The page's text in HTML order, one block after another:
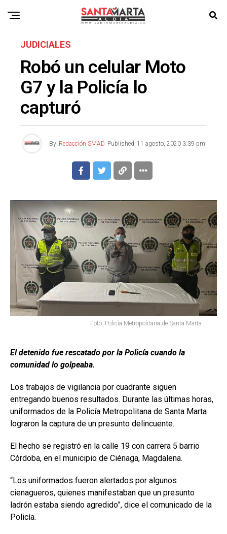
JUDICIALES
Robó un celular Moto
G7 y la Policía lo
capturó
By Redacción SMAD Published 11 agosto, 2020 3:39 pm
Foto: Policía Metropolitana de Santa Marta
El detenido fue rescatado por la Policía cuando la
comunidad lo golpeaba.
Los trabajos de vigilancia por cuadrante siguen
entregando buenos resultados. Durante las últimas horas,
uniformados de la Policía Metropolitana de Santa Marta
lograron la captura de un presunto delincuente.
El hecho se registró en la calle 19 con carrera 5 barrio
Córdoba, en el municipio de Ciénaga, Magdalena.
“Los uniformados fueron alertados por algunos
cienagueros, quienes manifestaban que un presunto
ladrón estaba siendo agredido”, dice el comunicado de la
Policía.